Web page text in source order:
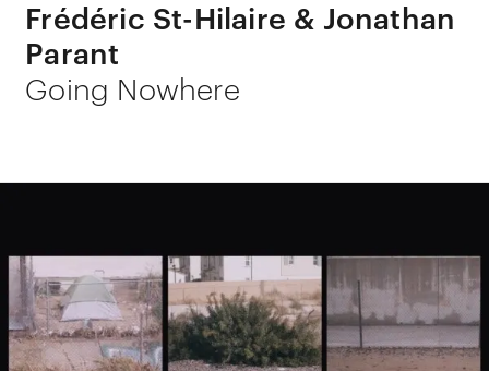
Frédéric St-Hilaire & Jonathan
Parant
Going Nowhere